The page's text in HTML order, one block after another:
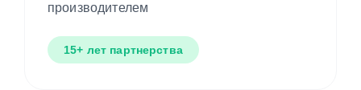
производителем
15+ лет партнерства